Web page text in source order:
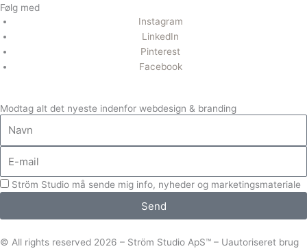
Følg med
Instagram
LinkedIn
Pinterest
Facebook
Modtag alt det nyeste indenfor webdesign & branding
mail
Ström Studio må sende mig info, nyheder og marketingsmateriale
Send
© All rights reserved 2026 – Ström Studio ApS™ – Uautoriseret brug